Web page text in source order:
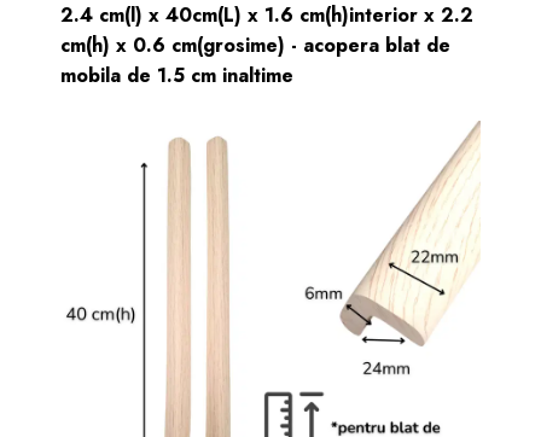
2.4 cm(l) x 40cm(L) x 1.6 cm(h)interior x 2.2
cm(h) x 0.6 cm(grosime) - acopera blat de
mobila de 1.5 cm inaltime